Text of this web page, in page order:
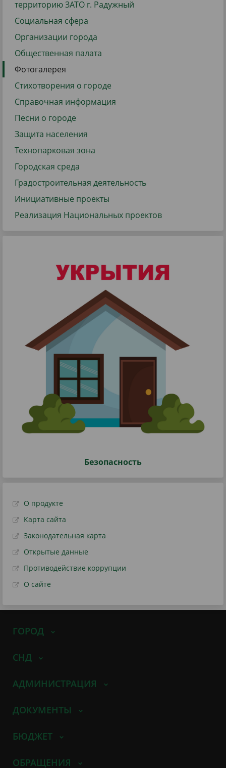
территорию ЗАТО г. Радужный
Социальная сфера
Организации города
Общественная палата
Фотогалерея
Стихотворения о городе
Справочная информация
Песни о городе
Защита населения
Технопарковая зона
Городская среда
Градостроительная деятельность
Инициативные проекты
Реализация Национальных проектов
Безопасность
О продукте
Карта сайта
Законодательная карта
Открытые данные
Противодействие коррупции
О сайте
ГОРОД
СНД
АДМИНИСТРАЦИЯ
ДОКУМЕНТЫ
БЮДЖЕТ
ОБРАЩЕНИЯ